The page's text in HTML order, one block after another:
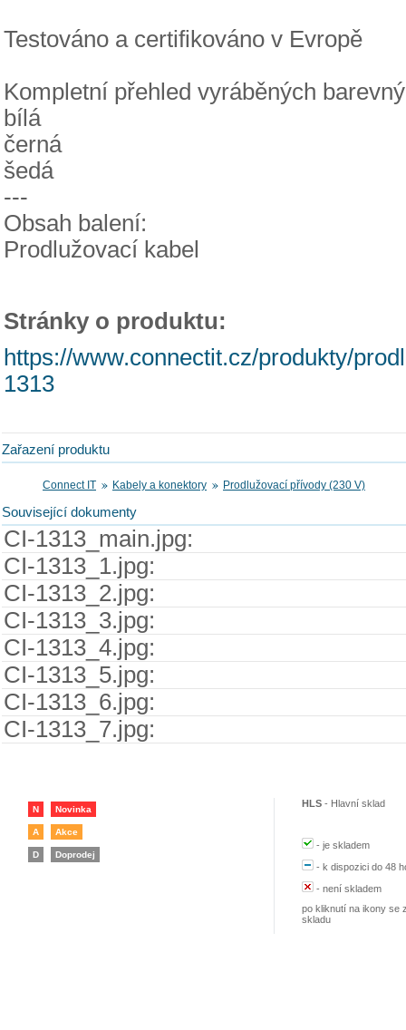
Testováno a certifikováno v Evropě
Kompletní přehled vyráběných
bílá
černá
šedá
---
Obsah balení:
Prodlužovací kabel
Stránky o produktu:
https://www.connectit.cz/produkty/
1313
Zařazení produktu
Connect IT Kabely a konektory Prodlužovací přívody (230 V)
Související dokumenty
CI-1313_main.jpg:
CI-1313_1.jpg:
CI-1313_2.jpg:
CI-1313_3.jpg:
CI-1313_4.jpg:
CI-1313_5.jpg:
CI-1313_6.jpg:
CI-1313_7.jpg:
N Novinka
A Akce
D Doprodej
HLS - Hlavní sklad
-je skladem
-k dispozici do 48
-není skladem
po kliknutí na ikony se
skladu